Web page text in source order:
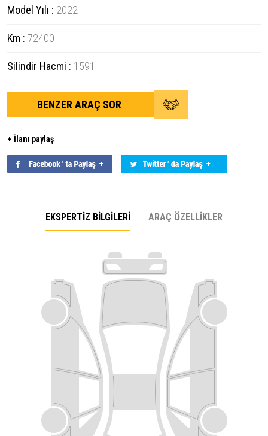
Model Yılı : 2022
Km : 72400
Silindir Hacmi : 1591
BENZER ARAÇ SOR
+ İlanı paylaş
EKSPERTİZ BİLGİLERİ ARAÇ ÖZELLİKLER